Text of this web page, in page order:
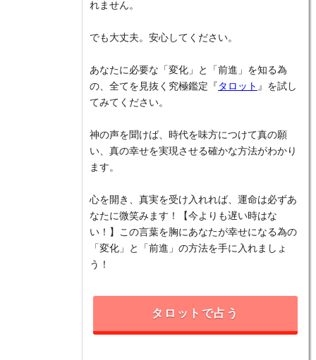
れません。
でも大丈夫。安心してください。
あなたに必要な「変化」と「前進」を知る為
の、全てを見抜く究極鑑定『 タロット 』を試し
てみてください。
神の声を聞けば、時代を味方につけて真の願
い、真の幸せを実現させる確かな方法がわかり
ます。
心を開き、真実を受け入れれば、運命は必ずあ
なたに微笑みます！【今よりも遅い時はな
い！】この言葉を胸にあなたが幸せになる為の
「変化」と「前進」の方法を手に入れましょ
う！
タロットで占う